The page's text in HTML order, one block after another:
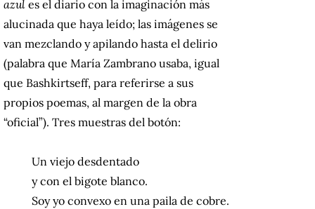
azul es el diario con la imaginación más
alucinada que haya leído; las imágenes se
van mezclando y apilando hasta el delirio
(palabra que María Zambrano usaba, igual
que Bashkirtseff, para referirse a sus
propios poemas, al margen de la obra
“oficial”). Tres muestras del botón:
Un viejo desdentado
y con el bigote blanco.
Soy yo convexo en una paila de cobre.